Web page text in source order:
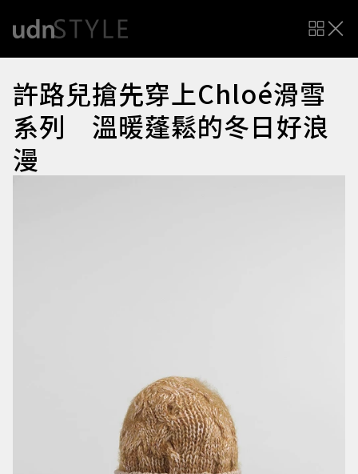
許路兒搶先穿上Chloé滑雪
系列 溫暖蓬鬆的冬日好浪
漫